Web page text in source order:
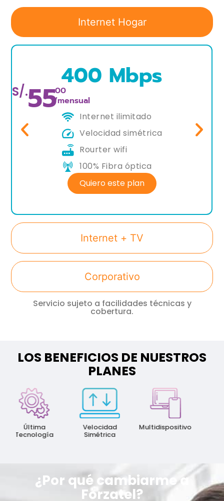
Internet Hogar
Internet + TV
Corporativo
400 Mbps
S/.55.00
/mensual
Internet ilimitado
Velocidad simétrica
Rourter wifi
100% Fibra óptica
Quiero este plan
Servicio sujeto a facilidades técnicas y
cobertura.
LOS BENEFICIOS DE NUESTROS
PLANES
Última
Tecnología
Velocidad
Simétrica
Multidispositivo
¿Por qué cambiarme a
Forzatel?